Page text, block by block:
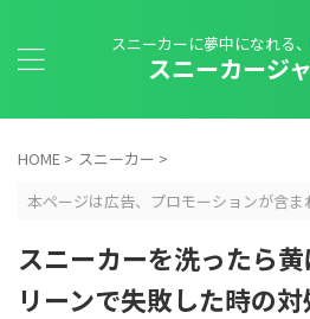
スニーカーに夢中になれる
スニーカージ
HOME > スニーカー >
本ページは広告、プロモーションが含ま
スニーカーを洗ったら
リーンで失敗した時の